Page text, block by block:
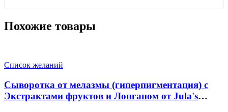
Похожие товары
Список желаний
Сыворотка от мелазмы (гиперпигментация) с
Экстрактами фруктов и Лонганом от Jula's